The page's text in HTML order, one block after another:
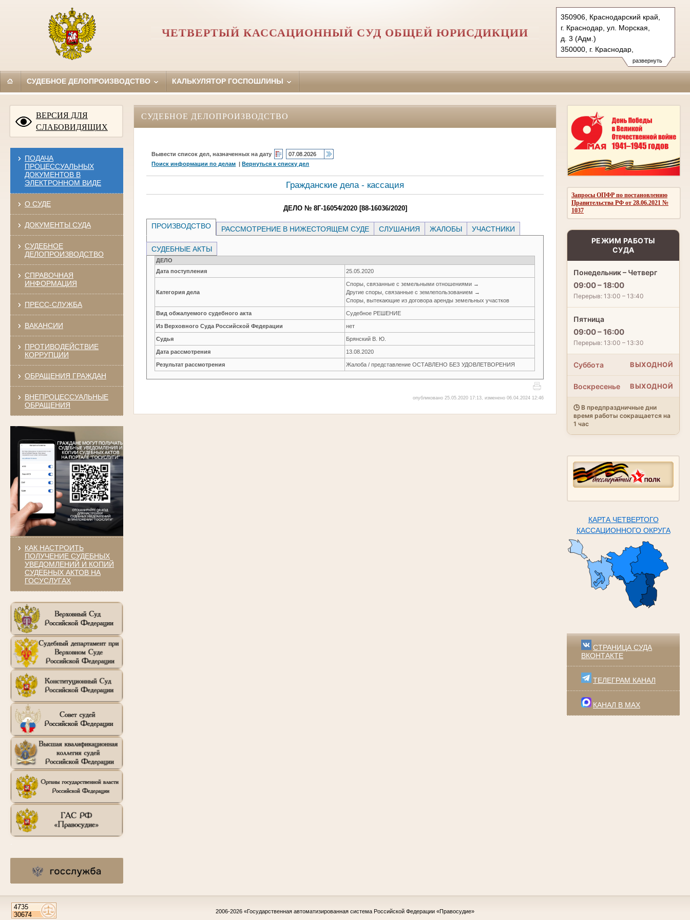
развернуть
350906, Краснодарский край,
г. Краснодар, ул. Морская,
д. 3 (Адм.)
350000, г. Краснодар,
ул. Красная, д.113 (Уг.)
350907, г. Краснодар,
Тел.: (861) 219-24-00
ЧЕТВЕРТЫЙ КАССАЦИОННЫЙ СУД ОБЩЕЙ ЮРИСДИКЦИИ
СУДЕБНОЕ ДЕЛОПРОИЗВОДСТВО КАЛЬКУЛЯТОР ГОСПОШЛИНЫ
ВЕРСИЯ ДЛЯ
СЛАБОВИДЯЩИХ
ПОДАЧА
ПРОЦЕССУАЛЬНЫХ
ДОКУМЕНТОВ В
ЭЛЕКТРОННОМ ВИДЕ
О СУДЕ
ДОКУМЕНТЫ СУДА
СУДЕБНОЕ
ДЕЛОПРОИЗВОДСТВО
СПРАВОЧНАЯ
ИНФОРМАЦИЯ
ПРЕСС-СЛУЖБА
ВАКАНСИИ
ПРОТИВОДЕЙСТВИЕ
КОРРУПЦИИ
ОБРАЩЕНИЯ ГРАЖДАН
ВНЕПРОЦЕССУАЛЬНЫЕ
ОБРАЩЕНИЯ
КАК НАСТРОИТЬ
ПОЛУЧЕНИЕ СУДЕБНЫХ
УВЕДОМЛЕНИЙ И КОПИЙ
СУДЕБНЫХ АКТОВ НА
ГОСУСЛУГАХ
Запросы ОПФР по постановлению
Правительства РФ от 28.06.2021 №
1037
РЕЖИМ РАБОТЫ
СУДА
Понедельник – Четверг
09:00 – 18:00
Перерыв: 13:00 – 13:40
Пятница
09:00 – 16:00
Перерыв: 13:00 – 13:30
Суббота ВЫХОДНОЙ
Воскресенье ВЫХОДНОЙ
🕒 В предпраздничные дни
время работы сокращается на
1 час
КАРТА ЧЕТВЕРТОГО
КАССАЦИОННОГО ОКРУГА
СТРАНИЦА СУДА
ВКОНТАКТЕ
ТЕЛЕГРАМ КАНАЛ
КАНАЛ В MAX
СУДЕБНОЕ ДЕЛОПРОИЗВОДСТВО
Вывести список дел, назначенных на дату
Поиск информации по делам |Вернуться к списку дел
Гражданские дела - кассация
ДЕЛО № 8Г-16054/2020 [88-16036/2020]
ПРОИЗВОДСТВО РАССМОТРЕНИЕ В НИЖЕСТОЯЩЕМ СУДЕ СЛУШАНИЯ ЖАЛОБЫ УЧАСТНИКИ
СУДЕБНЫЕ АКТЫ
ДЕЛО
Дата поступления
25.05.2020
Категория дела
Споры, связанные с земельными отношениями →
Другие споры, связанные с землепользованием →
Споры, вытекающие из договора аренды земельных участков
Вид обжалуемого судебного акта Судебное РЕШЕНИЕ
Из Верховного Суда Российской Федерации нет
Судья Брянский В. Ю.
Дата рассмотрения 13.08.2020
Результат рассмотрения Жалоба / представление ОСТАВЛЕНО БЕЗ УДОВЛЕТВОРЕНИЯ
опубликовано 25.05.2020 17:13, изменено 06.04.2024 12:46
2006-2026 «Государственная автоматизированная система Российской Федерации «Правосудие»